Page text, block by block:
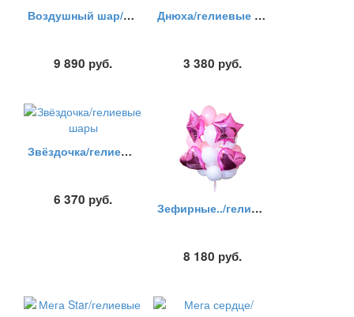
Воздушный шар/шарики
9 890 руб.
Днюха/гелиевые шары
3 380 руб.
Звёздочка/гелиевые шары
6 370 руб. Зефирные../гелиевые шары
8 180 руб.